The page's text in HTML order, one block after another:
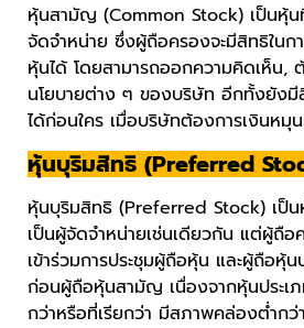
หุ้นสามัญ (Common Stock) เป็นหุ้
จัดจำหน่าย ซึ่งผู้ถือครองจะมีสิทธิในก
หุ้นได้ โดยสามารถออกความคิดเห็น,
นโยบายต่าง ๆ ของบริษัท อีกทั้งยังมี
ได้ก่อนใคร เมื่อบริษัทต้องการเงินหมุ
หุ้นบุริมสิทธิ (Preferred
หุ้นบุริมสิทธิ (Preferred Stock) เป็
เป็นผู้จัดจำหน่ายเช่นเดียวกัน แต่ผู้ถือ
เข้าร่วมการประชุมผู้ถือหุ้น และผู้ถือหุ้
ก่อนผู้ถือหุ้นสามัญ เนื่องจากหุ้นประเ
กว่าหรือที่เรียกว่า มีสภาพคล่องต่ำกว่